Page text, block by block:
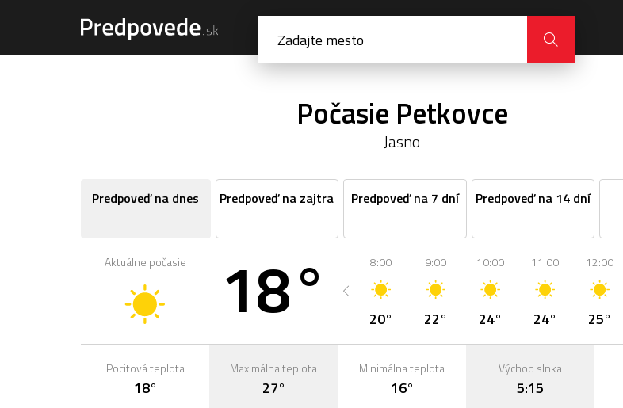
Počasie Petkovce
Jasno
Predpoveď na dnes Predpoveď na zajtra Predpoveď na 7 dní Predpoveď na 14 dní
Aktuálne počasie 18° 8:00
20°
9:00
22°
10:00
24°
11:00
24°
12:00
25°
Pocitová teplota
18°
Maximálna teplota
27°
Minimálna teplota
16°
Východ slnka
5:15